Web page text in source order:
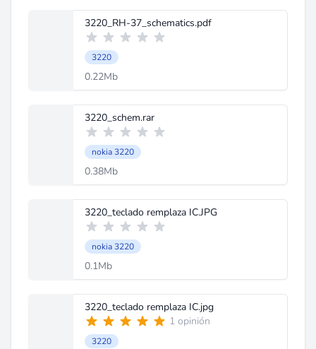
3220_RH-37_schematics.pdf
3220
0.22Mb
3220_schem.rar
nokia 3220
0.38Mb
3220_teclado remplaza IC.JPG
nokia 3220
0.1Mb
3220_teclado remplaza IC.jpg
1 opinión
3220